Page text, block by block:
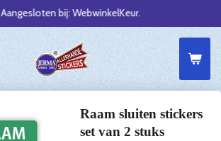
Aangesloten bij: WebwinkelKeur.
Raam sluiten stickers
set van 2 stuks